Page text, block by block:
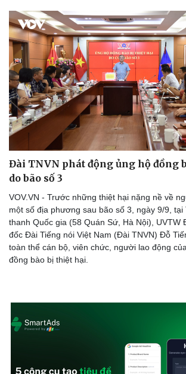
Văn hóa
Sân khấu - Điện ảnh
Văn học
Âm nhạc
Giải trí
Nghệ sĩ
Thời trang
Đài TNVN phát động ủng hộ đồng
do bão số 3
VOV.VN - Trước những thiệt hại nặng nề về
một số địa phương sau bão số 3, ngày 9/9, tại
thanh Quốc gia (58 Quán Sứ, Hà Nội), UVTW
đốc Đài Tiếng nói Việt Nam (Đài TNVN) Đỗ
toàn thể cán bộ, viên chức, người lao động
đồng bào bị thiệt hại.